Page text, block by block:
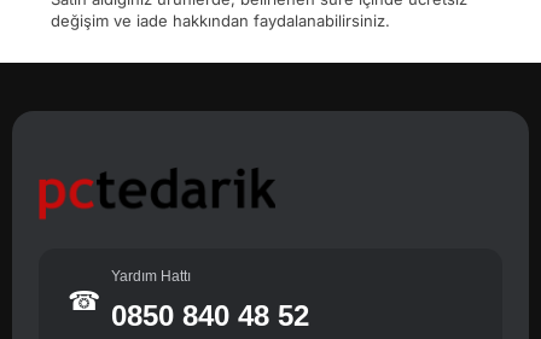
değişim ve iade hakkından faydalanabilirsiniz.
☎
Yardım Hattı
0850 840 48 52